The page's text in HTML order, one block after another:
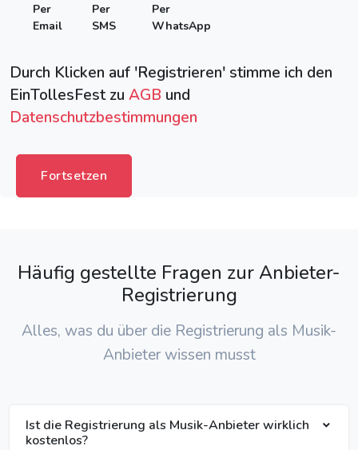
Per
Email
Per
SMS
Per
WhatsApp
Durch Klicken auf 'Registrieren' stimme ich den
EinTollesFest zu AGB und
Datenschutzbestimmungen
Fortsetzen
Häufig gestellte Fragen zur Anbieter-
Registrierung
Alles, was du über die Registrierung als Musik-
Anbieter wissen musst
Ist die Registrierung als Musik-Anbieter wirklich
kostenlos?